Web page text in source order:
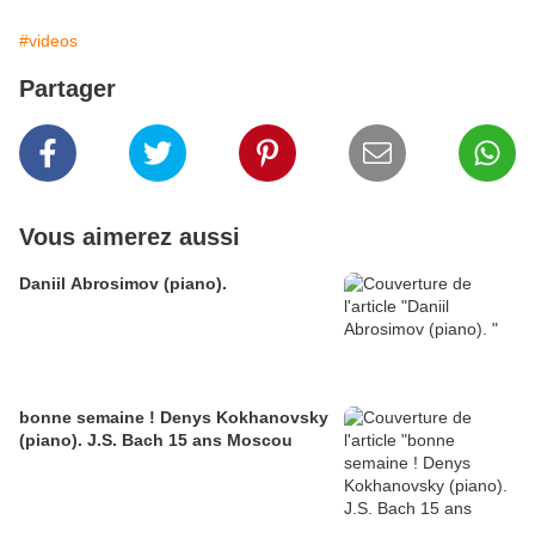
#videos
Partager
Vous aimerez aussi
Daniil Abrosimov (piano).
bonne semaine ! Denys Kokhanovsky
(piano). J.S. Bach 15 ans Moscou